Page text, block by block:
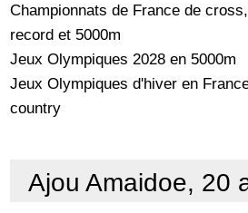
Championnats de France de
record et 5000m
Jeux Olympiques 2028 en 5000m
Jeux Olympiques d'hiver en
country
Ajou Amaidoe, 20